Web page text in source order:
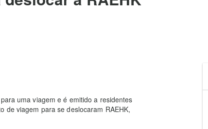
uma viagem e é emitido a residentes
de viagem para se deslocaram RAEHK,